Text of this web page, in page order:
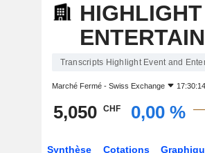
Transcripts Highlight Event and
Marché Fermé - Swiss Exchange
5,050 CHF 0,00 %
Synthèse Cotations